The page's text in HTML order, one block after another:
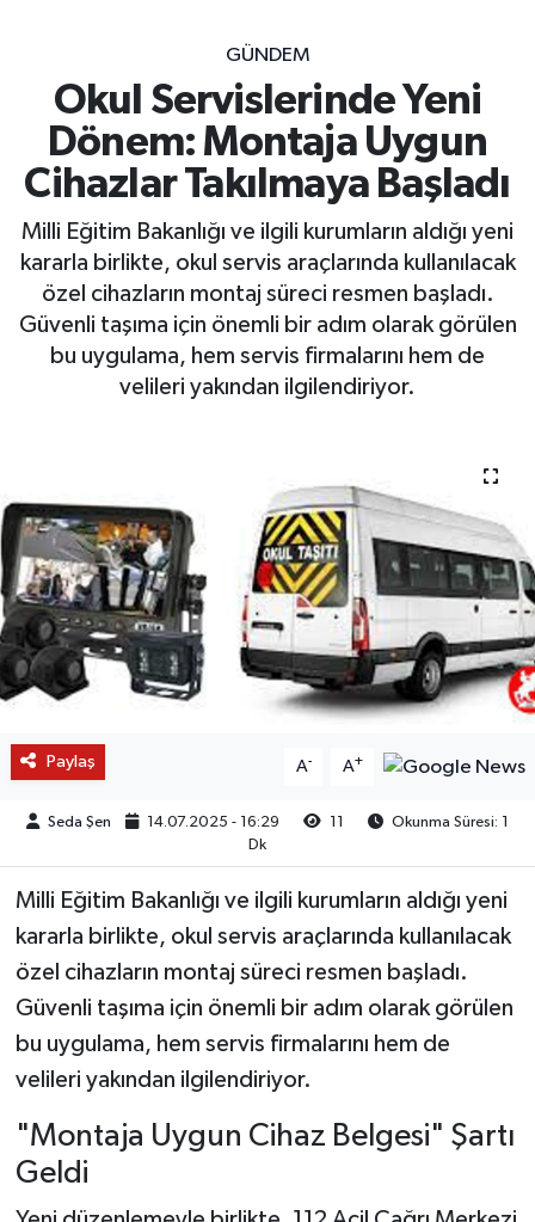
GÜNDEM
Okul Servislerinde Yeni
Dönem: Montaja Uygun
Cihazlar Takılmaya Başladı
Milli Eğitim Bakanlığı ve ilgili kurumların aldığı yeni
kararla birlikte, okul servis araçlarında kullanılacak
özel cihazların montaj süreci resmen başladı.
Güvenli taşıma için önemli bir adım olarak görülen
bu uygulama, hem servis firmalarını hem de
velileri yakından ilgilendiriyor.
Paylaş A- A+
Seda Şen 14.07.2025 - 16:29 11
Okunma Süresi: 1
Dk
Milli Eğitim Bakanlığı ve ilgili kurumların aldığı yeni
kararla birlikte, okul servis araçlarında kullanılacak
özel cihazların montaj süreci resmen başladı.
Güvenli taşıma için önemli bir adım olarak görülen
bu uygulama, hem servis firmalarını hem de
velileri yakından ilgilendiriyor.
"Montaja Uygun Cihaz Belgesi" Şartı
Geldi